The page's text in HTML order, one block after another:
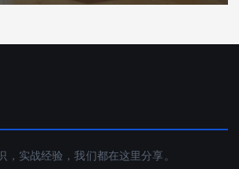
，实战经验，我们都在这里分享。